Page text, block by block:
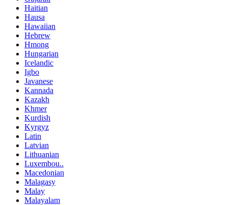
Haitian
Hausa
Hawaiian
Hebrew
Hmong
Hungarian
Icelandic
Igbo
Javanese
Kannada
Kazakh
Khmer
Kurdish
Kyrgyz
Latin
Latvian
Lithuanian
Luxembou..
Macedonian
Malagasy
Malay
Malayalam